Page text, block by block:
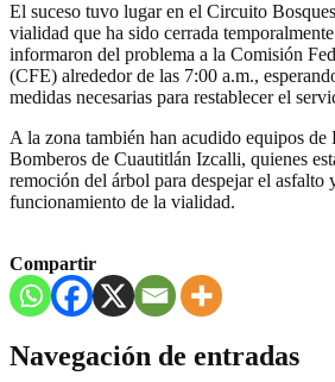
El suceso tuvo lugar en el Circuito
vialidad que ha sido cerrada
informaron del problema a la Comisión
(CFE) alrededor de las 7:00 a.m.,
medidas necesarias para restablecer el
A la zona también han acudido equipos
Bomberos de Cuautitlán Izcalli, quienes
remoción del árbol para despejar el asfalto
funcionamiento de la vialidad.
Compartir
Navegación de entradas